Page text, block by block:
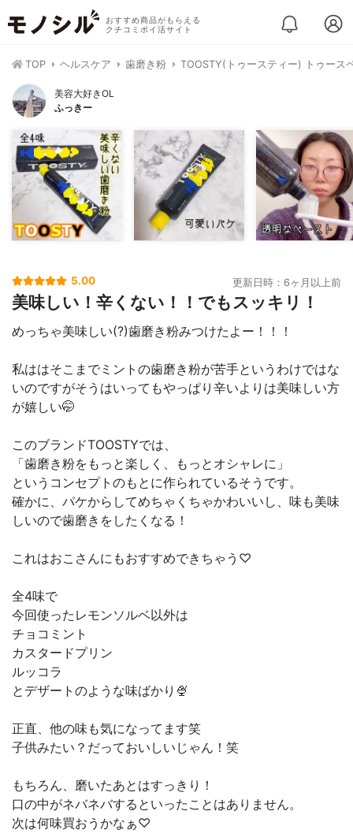
おすすめ商品がもらえる
クチコミポイ活サイト
TOP ヘルスケア 歯磨き粉 TOOSTY(トゥースティー) トゥース
美容大好きOL
ふっきー
5.00 更新日時：6ヶ月以上前
美味しい！辛くない！！でもスッキリ！
めっちゃ美味しい(?)歯磨き粉みつけたよー！！！
私ははそこまでミントの歯磨き粉が苦手というわけではな
いのですがそうはいってもやっぱり辛いよりは美味しい方
が嬉しい🤭
このブランドTOOSTYでは、
「歯磨き粉をもっと楽しく、もっとオシャレに」
というコンセプトのもとに作られているそうです。
確かに、パケからしてめちゃくちゃかわいいし、味も美味
しいので歯磨きをしたくなる！
これはおこさんにもおすすめできちゃう♡
全4味で
今回使ったレモンソルベ以外は
チョコミント
カスタードプリン
ルッコラ
とデザートのような味ばかり🍨
正直、他の味も気になってます笑
子供みたい？だっておいしいじゃん！笑
もちろん、磨いたあとはすっきり！
口の中がネバネバするといったことはありません。
次は何味買おうかなぁ♡